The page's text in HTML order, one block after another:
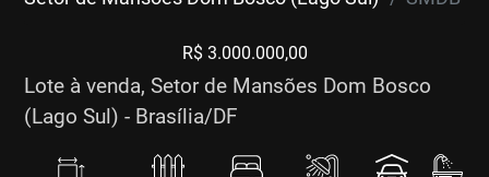
R$ 3.000.000,00
Lote à venda, Setor de Mansões Dom Bosco
(Lago Sul) - Brasília/DF